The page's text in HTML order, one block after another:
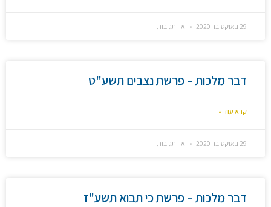
29 באוקטובר 2020 אין תגובות
דבר מלכות – פרשת נצבים תשע"ט
קרא עוד »
29 באוקטובר 2020 אין תגובות
דבר מלכות – פרשת כי תבוא תשע"ז